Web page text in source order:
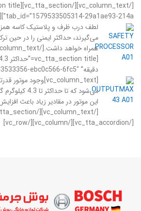
tab_id=”1579533505314-29a1ae93-214a”][vc_column_text]
لطف درب ظرف و پلاستیک کاسه
می‌گیرند، حداکثر ایمنی را در حین
[vc_column_text]
وجود موتور
می‌شود که تا
این موتور در مقادیر زیاد باعث
[/vc_tta_accordion][/vc_column][/vc_row]